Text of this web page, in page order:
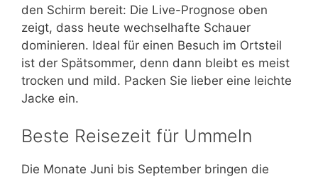
den Schirm bereit: Die Live-Prognose oben
zeigt, dass heute wechselhafte Schauer
dominieren. Ideal für einen Besuch im Ortsteil
ist der Spätsommer, denn dann bleibt es meist
trocken und mild. Packen Sie lieber eine leichte
Jacke ein.
Beste Reisezeit für Ummeln
Die Monate Juni bis September bringen die